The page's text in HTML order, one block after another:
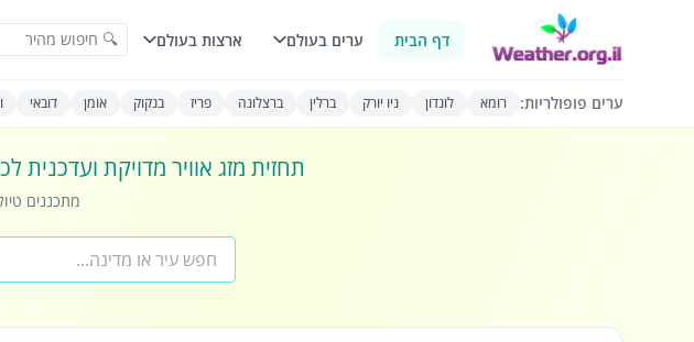
דף הבית ערים בעולם ארצות בעולם 🔍 חיפוש מהיר
ערים פופולריות: רומא לונדון ניו יורק ברלין ברצלונה פריז בנקוק אומן דובאי
תחזית מזג אוויר מדויקת ועדכנית
מתכננים